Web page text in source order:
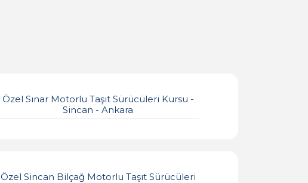
Özel Sınar Motorlu Taşıt Sürücüleri Kursu -
Sincan - Ankara
Özel Sincan Bilçağ Motorlu Taşıt Sürücüleri